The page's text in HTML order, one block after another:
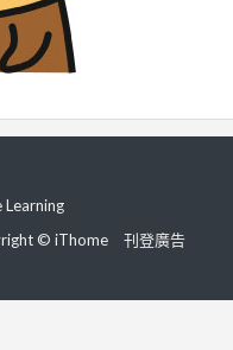
Learning
© iThome
刊登廣告